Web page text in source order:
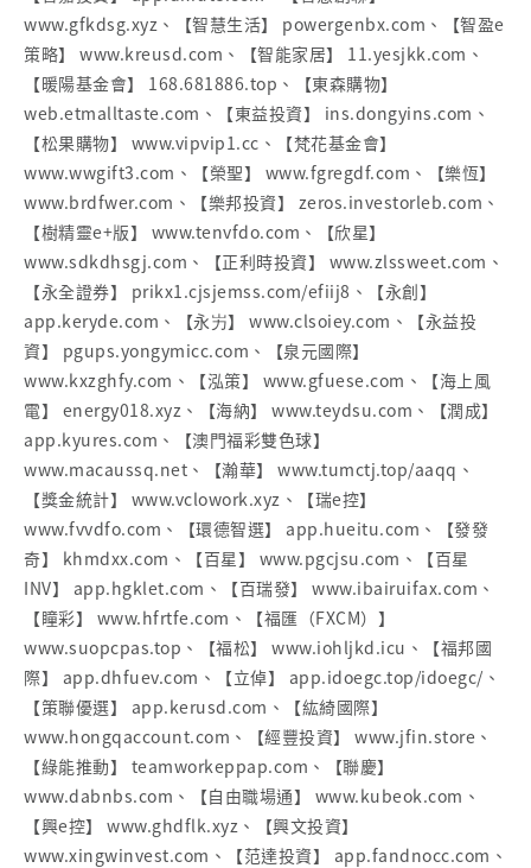
www.gfkdsg.xyz、【智慧生活】 powergenbx.com、【智盈e
策略】 www.kreusd.com、【智能家居】 11.yesjkk.com、
【暖陽基金會】 168.681886.top、【東森購物】
web.etmalltaste.com、【東益投資】 ins.dongyins.com、
【松果購物】 www.vipvip1.cc、【梵花基金會】
www.wwgift3.com、【榮聖】 www.fgregdf.com、【樂恆】
www.brdfwer.com、【樂邦投資】 zeros.investorleb.com、
【樹精靈e+版】 www.tenvfdo.com、【欣星】
www.sdkdhsgj.com、【正利時投資】 www.zlssweet.com、
【永全證券】 prikx1.cjsjemss.com/efiij8、【永創】
app.keryde.com、【永屴】 www.clsoiey.com、【永益投
資】 pgups.yongymicc.com、【泉元國際】
www.kxzghfy.com、【泓策】 www.gfuese.com、【海上風
電】 energy018.xyz、【海納】 www.teydsu.com、【潤成】
app.kyures.com、【澳門福彩雙色球】
www.macaussq.net、【瀚華】 www.tumctj.top/aaqq、
【獎金統計】 www.vclowork.xyz、【瑞e控】
www.fvvdfo.com、【環德智選】 app.hueitu.com、【發發
奇】 khmdxx.com、【百星】 www.pgcjsu.com、【百星
INV】 app.hgklet.com、【百瑞發】 www.ibairuifax.com、
【瞳彩】 www.hfrtfe.com、【福匯（FXCM）】
www.suopcpas.top、【福松】 www.iohljkd.icu、【福邦國
際】 app.dhfuev.com、【立倬】 app.idoegc.top/idoegc/、
【策聯優選】 app.kerusd.com、【紘綺國際】
www.hongqaccount.com、【經豐投資】 www.jfin.store、
【綠能推動】 teamworkeppap.com、【聯慶】
www.dabnbs.com、【自由職場通】 www.kubeok.com、
【興e控】 www.ghdflk.xyz、【興文投資】
www.xingwinvest.com、【范達投資】 app.fandnocc.com、